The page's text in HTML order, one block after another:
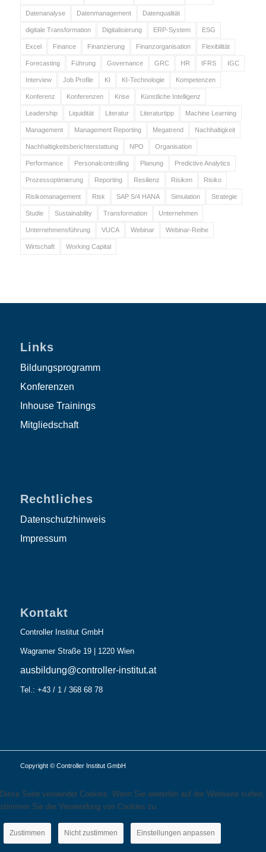
Datenanalyse Datenmanagement Datenqualität
digitale Transformation Digitalisierung ERP-System ESG
Excel Finance Finanzierung Finanzorganisation Flexibilität
Forecasting Führung Governance GRC HR IFRS IGC
Interview Job Profile KI KI-Technologie Kompetenzen
Konferenz Konferenzen Krise Künstliche Intelligenz
Leadership Liquidität Literatur Literaturtipp Machine Learning
Management Management Reporting Megatrend Nachhaltigkeit
Nachhaltigkeitsberichterstattung NPO Organisation
Performance Personalcontrolling Planung Predictive Analytics
Prozessoptimierung Reporting Resilienz Risiken Risiko
Risikomanagement Risk SAP S/4 HANA Simulation Strategie
Studie Sustainability Transformation Unternehmen
Unternehmensführung VUCA Webinar Webinar-Reihe
Wirtschaft Working Capital
Links
Bildungsprogramm
Konferenzen
Inhouse Trainings
Mitgliedschaft
Rechtliches
Datenschutzhinweis
Impressum
Kontakt
Controller Institut GmbH
Wagramer Straße 19 | 1220 Wien
ausbildung@controller-institut.at
Tel.: +43 / 1 / 368 68 78
Copyright © Controller Institut GmbH
Diese Seite verwendet Cookies. Wenn Sie weiterhin auf der Webseite surfen,
stimmen Sie der Verwendung von Cookies zu.
Zustimmen Nicht zustimmen Einstellungen anpassen